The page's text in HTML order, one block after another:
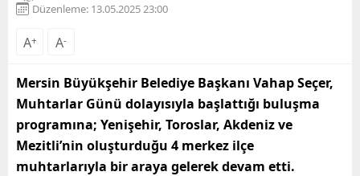
Düzenleme: 13.05.2025 23:00
A+ A-
Mersin Büyükşehir Belediye Başkanı Vahap Seçer,
Muhtarlar Günü dolayısıyla başlattığı buluşma
programına; Yenişehir, Toroslar, Akdeniz ve
Mezitli’nin oluşturduğu 4 merkez ilçe
muhtarlarıyla bir araya gelerek devam etti.